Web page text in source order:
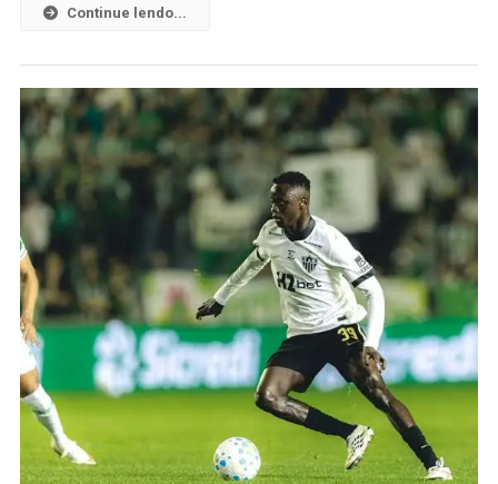
Continue lendo...